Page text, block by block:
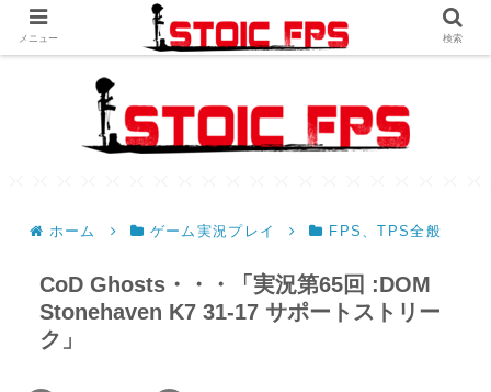
ホーム ゲーム実況プレイ FPS、TPS全般
CoD Ghosts・・・「実況第65回 :DOM
Stonehaven K7 31-17 サポートストリー
ク」
メニュー 検索